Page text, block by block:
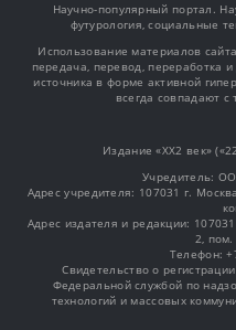
Научно-популярный портал.
футурология, социальные
Использование материалов
передача, перевод, переработка
источника в форме активной
всегда совпадают с
Издание «XX2 век»
Учредитель:
Адрес учредителя: 107031 г.
Адрес издателя и редакции:
2, пом.
Телефон:
Свидетельство о
Федеральной службой по
технологий и массовых